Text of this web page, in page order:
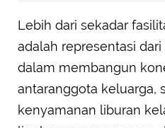
Lebih dari sekadar
adalah representasi
dalam membangun
antaranggota keluarga,
kenyamanan liburan